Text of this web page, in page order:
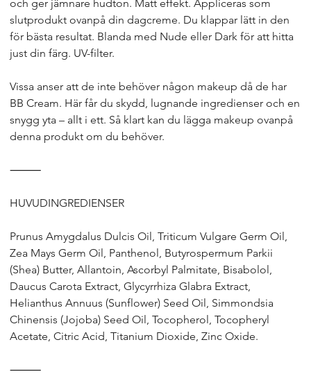
och ger jämnare hudton. Matt effekt. Appliceras som
slutprodukt ovanpå din dagcreme. Du klappar lätt in den
för bästa resultat. Blanda med Nude eller Dark för att hitta
just din färg. UV-filter.
Vissa anser att de inte behöver någon makeup då de har
BB Cream. Här får du skydd, lugnande ingredienser och en
snygg yta – allt i ett. Så klart kan du lägga makeup ovanpå
denna produkt om du behöver.
⸻
HUVUDINGREDIENSER
Prunus Amygdalus Dulcis Oil, Triticum Vulgare Germ Oil,
Zea Mays Germ Oil, Panthenol, Butyrospermum Parkii
(Shea) Butter, Allantoin, Ascorbyl Palmitate, Bisabolol,
Daucus Carota Extract, Glycyrrhiza Glabra Extract,
Helianthus Annuus (Sunflower) Seed Oil, Simmondsia
Chinensis (Jojoba) Seed Oil, Tocopherol, Tocopheryl
Acetate, Citric Acid, Titanium Dioxide, Zinc Oxide.
⸻